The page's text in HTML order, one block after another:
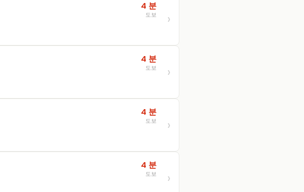
4 분
도보
4 분
도보
4 분
도보
4 분
도보